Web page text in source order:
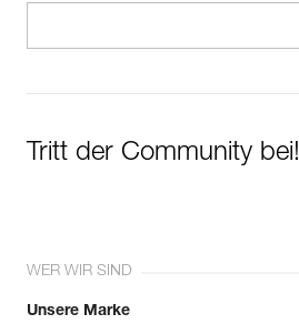
Tritt der Community bei!
WER WIR SIND
Unsere Marke